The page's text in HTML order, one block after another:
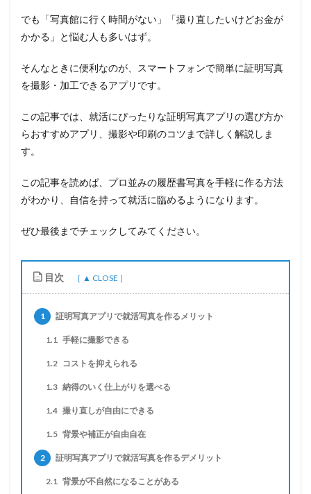
でも「写真館に行く時間がない」「撮り直したいけどお金が
かかる」と悩む人も多いはず。
そんなときに便利なのが、スマートフォンで簡単に証明写真
を撮影・加工できるアプリです。
この記事では、就活にぴったりな証明写真アプリの選び方か
らおすすめアプリ、撮影や印刷のコツまで詳しく解説しま
す。
この記事を読めば、プロ並みの履歴書写真を手軽に作る方法
がわかり、自信を持って就活に臨めるようになります。
ぜひ最後までチェックしてみてください。
目次
1 証明写真アプリで就活写真を作るメリット
1.1 手軽に撮影できる
1.2 コストを抑えられる
1.3 納得のいく仕上がりを選べる
1.4 撮り直しが自由にできる
1.5 背景や補正が自由自在
2 証明写真アプリで就活写真を作るデメリット
2.1 背景が不自然になることがある